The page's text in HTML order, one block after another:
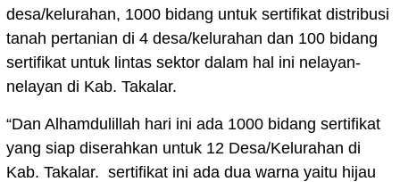
desa/kelurahan, 1000 bidang untuk sertifikat distribusi
tanah pertanian di 4 desa/kelurahan dan 100 bidang
sertifikat untuk lintas sektor dalam hal ini nelayan-
nelayan di Kab. Takalar.
“Dan Alhamdulillah hari ini ada 1000 bidang sertifikat
yang siap diserahkan untuk 12 Desa/Kelurahan di
Kab. Takalar. sertifikat ini ada dua warna yaitu hijau